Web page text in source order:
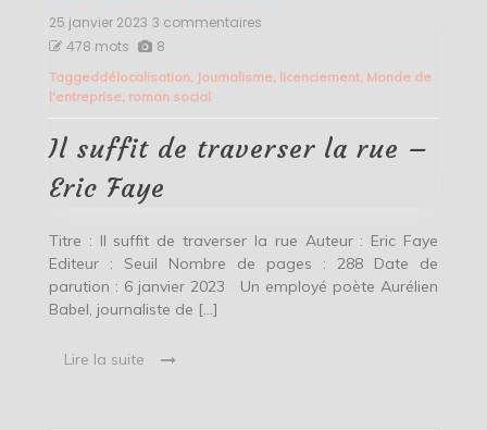
25 janvier 2023 3 commentaires
de
–
478 mots 8
Taggeddélocalisation, Journalisme, licenciement, Monde de
l'entreprise, roman social
Il suffit de traverser la rue –
Eric Faye
Titre : Il suffit de traverser la rue Auteur : Eric Faye
Editeur : Seuil Nombre de pages : 288 Date de
parution : 6 janvier 2023 Un employé poète Aurélien
Babel, journaliste de […]
Lire la suite